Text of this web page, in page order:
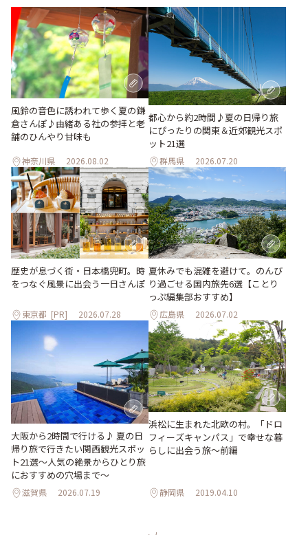
風鈴の音色に誘われて歩く夏の鎌
倉さんぽ♪由緒ある社の参拝と老
舗のひんやり甘味も
神奈川県 2026.08.02
都心から約2時間♪夏の日帰り旅
にぴったりの関東＆近郊観光スポ
ット21選
群馬県 2026.07.20
歴史が息づく街・日本橋兜町。時
をつなぐ風景に出会う一日さんぽ
東京都 [PR] 2026.07.28
夏休みでも混雑を避けて。のんび
り過ごせる国内旅先6選【ことり
っぷ編集部おすすめ】
広島県 2026.07.02
大阪から2時間で行ける♪ 夏の日
帰り旅で行きたい関西観光スポッ
ト21選～人気の絶景からひとり旅
におすすめの穴場まで～
滋賀県 2026.07.19
浜松に生まれた北欧の村。「ドロ
フィーズキャンパス」で幸せな暮
らしに出会う旅～前編
静岡県 2019.04.10